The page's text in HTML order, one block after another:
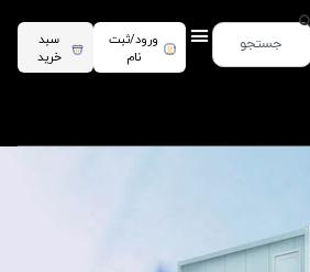
ورود/ثبت
نام
سبد
خرید